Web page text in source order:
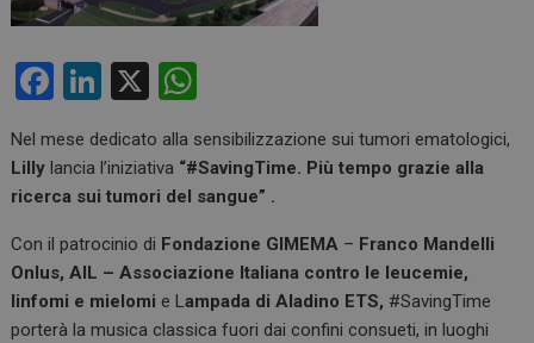
F
ce
b
o
o
k
Li
ke
dI
n
X
at
s
A
p
p
Nel mese dedicato alla sensibilizzazione sui tumori ematologici,
Lilly lancia l’iniziativa “#SavingTime. Più tempo grazie alla
ricerca sui tumori del sangue” .
Con il patrocinio di Fondazione GIMEMA – Franco Mandelli
Onlus, AIL – Associazione Italiana contro le leucemie,
linfomi e mielomi e Lampada di Aladino ETS, #SavingTime
porterà la musica classica fuori dai confini consueti, in luoghi